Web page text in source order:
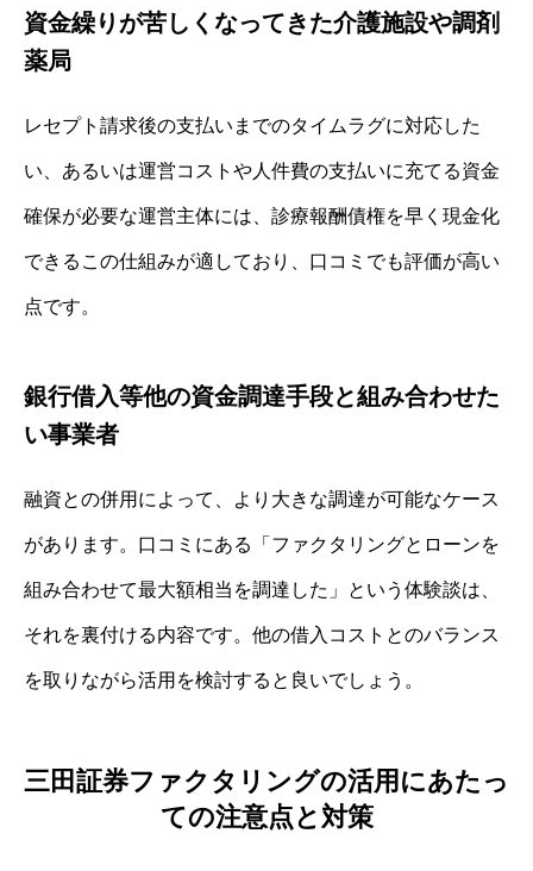
資金繰りが苦しくなってきた介護施設や調剤
薬局
レセプト請求後の支払いまでのタイムラグに対応した
い、あるいは運営コストや人件費の支払いに充てる資金
確保が必要な運営主体には、診療報酬債権を早く現金化
できるこの仕組みが適しており、口コミでも評価が高い
点です。
銀行借入等他の資金調達手段と組み合わせた
い事業者
融資との併用によって、より大きな調達が可能なケース
があります。口コミにある「ファクタリングとローンを
組み合わせて最大額相当を調達した」という体験談は、
それを裏付ける内容です。他の借入コストとのバランス
を取りながら活用を検討すると良いでしょう。
三田証券ファクタリングの活用にあたっ
ての注意点と対策